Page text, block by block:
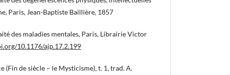
Paris, Jean-Baptiste Baillière, 1857
des maladies mentales, Paris, Librairie Victor
10.1176/ajp.17.2.199
(Fin de siècle – le Mysticisme), t. 1, trad. A.